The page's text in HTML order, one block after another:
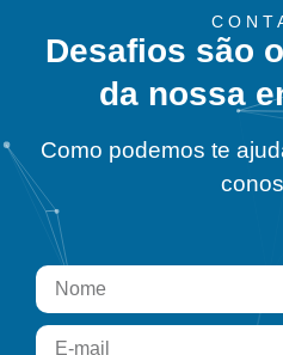
Desafios são
da nossa
Como podemos te